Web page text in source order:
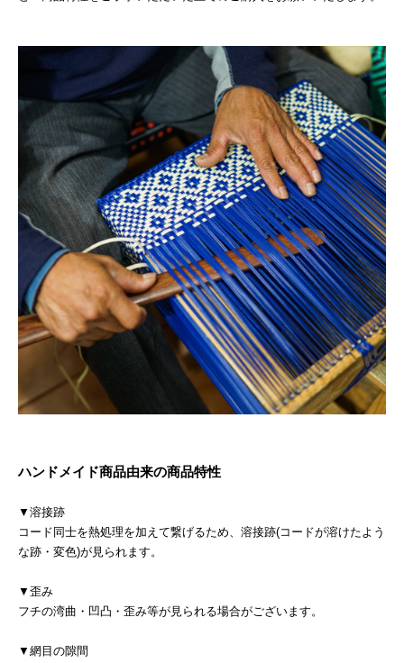
ハンドメイド商品由来の商品特性
▼溶接跡
コード同士を熱処理を加えて繋げるため、溶接跡(コードが溶けたよう
な跡・変色)が見られます。
▼歪み
フチの湾曲・凹凸・歪み等が見られる場合がございます。
▼網目の隙間